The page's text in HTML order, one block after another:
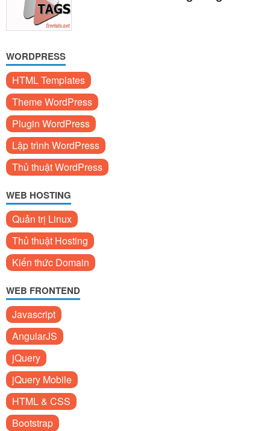
WORDPRESS
HTML Templates
Theme WordPress
Plugin WordPress
Lập trình WordPress
Thủ thuật WordPress
WEB HOSTING
Quản trị Linux
Thủ thuật Hosting
Kiến thức Domain
WEB FRONTEND
Javascript
AngularJS
jQuery
jQuery Mobile
HTML & CSS
Bootstrap